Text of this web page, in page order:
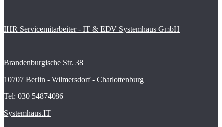
IHR Servicemitarbeiter - IT & EDV Systemhaus GmbH
Brandenburgische Str. 38
10707 Berlin - Wilmersdorf - Charlottenburg
Tel: 030 54874086
Systemhaus.IT